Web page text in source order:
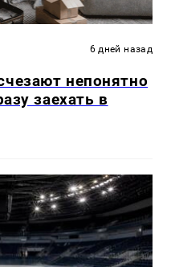
6 дней назад
непонятно
заехать в